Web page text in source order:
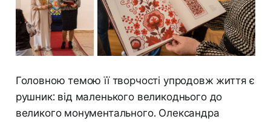
Головною темою її творчості упродовж життя є
рушник: від маленького великоднього до
великого монументального. Олександра